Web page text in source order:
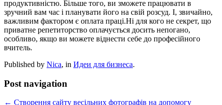
продуктивністю. Більше того, ви зможете працювати в
зручний вам час і планувати його на свій розсуд. І, звичайно,
важливим фактором є оплата праці.Ні для кого не секрет, що
приватне репетиторство оплачується досить непогано,
особливо, якщо ви можете віднести себе до професійного
вчитель.
Published by Nica, in Идеи для бизнеса.
Post navigation
← Створення сайту весільних фотографів на допомогу